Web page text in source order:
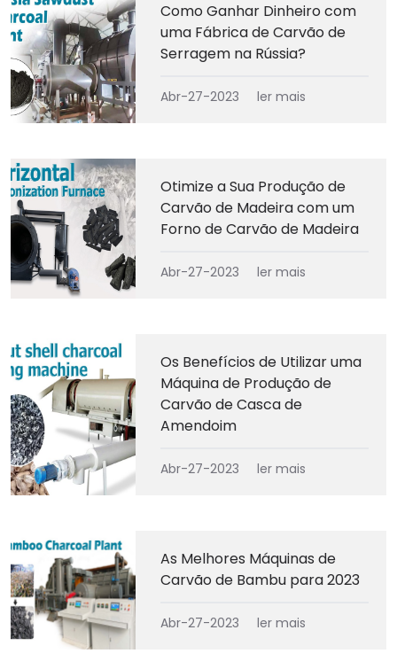
Como Ganhar Dinheiro com
uma Fábrica de Carvão de
Serragem na Rússia?
Abr-27-2023 ler mais
Otimize a Sua Produção de
Carvão de Madeira com um
Forno de Carvão de Madeira
Abr-27-2023 ler mais
Os Benefícios de Utilizar uma
Máquina de Produção de
Carvão de Casca de
Amendoim
Abr-27-2023 ler mais
As Melhores Máquinas de
Carvão de Bambu para 2023
Abr-27-2023 ler mais